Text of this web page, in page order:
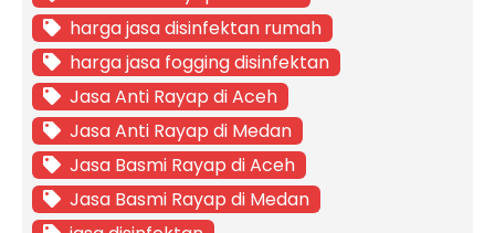
harga jasa disinfektan rumah
harga jasa fogging disinfektan
Jasa Anti Rayap di Aceh
Jasa Anti Rayap di Medan
Jasa Basmi Rayap di Aceh
Jasa Basmi Rayap di Medan